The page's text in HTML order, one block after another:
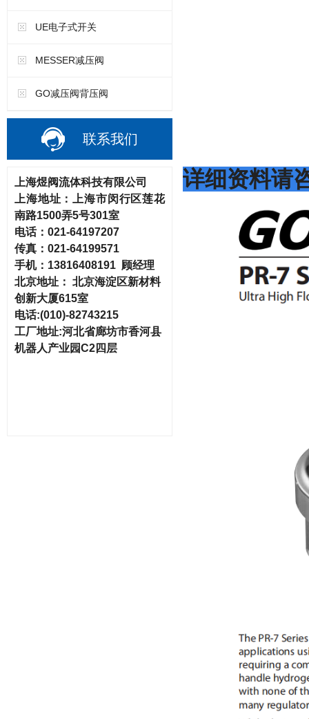
UE电子式开关
MESSER减压阀
GO减压阀背压阀
联系我们
上海煜阀流体科技有限公司
上海地址：
上海市闵行区莲花
南路1500弄5号301室
电话： 021-64197207
传真： 021-64199571
手机： 13816408191 顾经理
北京地址： 北京海淀区新材料
创新大厦615室
电话:(010)-82743215
工厂地址:河北省廊坊市香河县
机器人产业园C2四层
详细资料请